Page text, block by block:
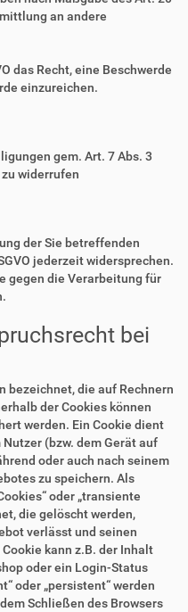
an andere
das Recht, eine Beschwerde
einzureichen.
gem. Art. 7 Abs. 3
widerrufen
der Sie betreffenden
jederzeit widersprechen.
gegen die Verarbeitung für
bei
bezeichnet, die auf Rechnern
der Cookies können
werden. Ein Cookie dient
(bzw. dem Gerät auf
oder auch nach seinem
zu speichern. Als
oder „transiente
die gelöscht werden,
verlässt und seinen
kann z.B. der Inhalt
oder ein Login-Status
oder „persistent“ werden
Schließen des Browsers